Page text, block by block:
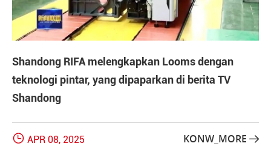
Shandong RIFA melengkapkan Looms dengan
teknologi pintar, yang dipaparkan di berita TV
Shandong
 APR 08, 2025 KONW_MORE 